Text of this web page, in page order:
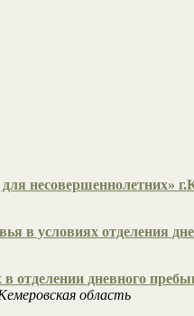
несовершеннолетних»
в условиях отделения
в отделении дневного
область